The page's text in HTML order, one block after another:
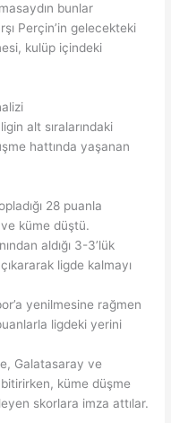
bunlar
Perçin’in gelecekteki
kulüp içindeki
alt sıralarındaki
hattında yaşanan
28 puanla
küme düştü.
aldığı 3-3’lük
ligde kalmayı
yenilmesine rağmen
ligdeki yerini
Galatasaray ve
küme düşme
skorlara imza attılar.